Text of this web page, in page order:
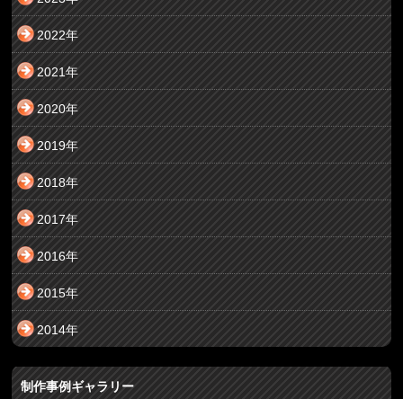
2022年
2021年
2020年
2019年
2018年
2017年
2016年
2015年
2014年
制作事例ギャラリー